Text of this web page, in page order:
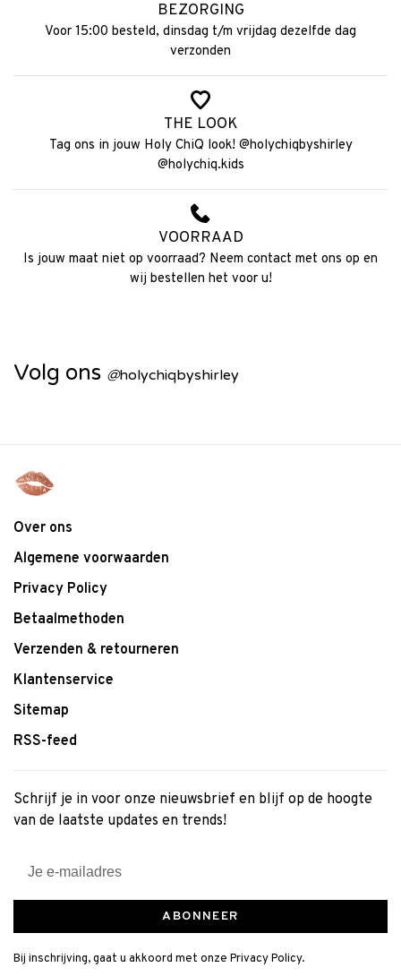
BEZORGING
Voor 15:00 besteld, dinsdag t/m vrijdag dezelfde dag
verzonden
THE LOOK
Tag ons in jouw Holy ChiQ look! @holychiqbyshirley
@holychiq.kids
VOORRAAD
Is jouw maat niet op voorraad? Neem contact met ons op en
wij bestellen het voor u!
Volg ons @holychiqbyshirley
Over ons
Algemene voorwaarden
Privacy Policy
Betaalmethoden
Verzenden & retourneren
Klantenservice
Sitemap
RSS-feed
Schrijf je in voor onze nieuwsbrief en blijf op de hoogte
van de laatste updates en trends!
ABONNEER
Bij inschrijving, gaat u akkoord met onze Privacy Policy.